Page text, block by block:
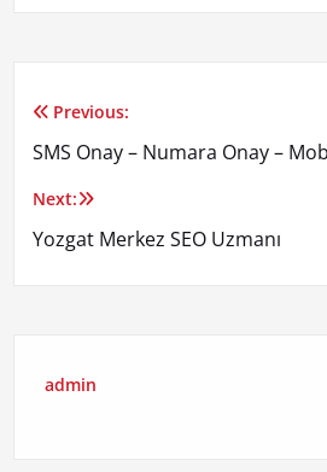
Yazı
gezinmesi
Previous:
SMS Onay – Numara Onay –
Next:
Yozgat Merkez SEO Uzmanı
admin